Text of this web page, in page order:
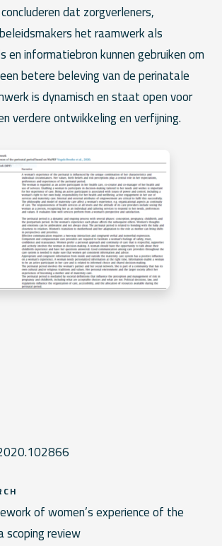
dat zorgverleners,
het raamwerk als
en informatiebron kunnen gebruiken om
betere beleving van de perinatale
is dynamisch en staat open voor
verdere ontwikkeling en verfijning.
of women’s experience of the
scoping review